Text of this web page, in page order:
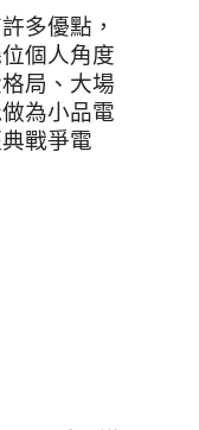
多優點，
個人角度
局、大場
為小品電
戰爭電